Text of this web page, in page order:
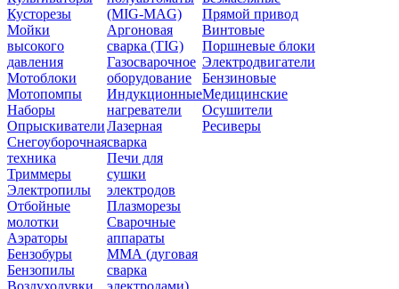
Кусторезы
Мойки
высокого
давления
Мотоблоки
Мотопомпы
Наборы
Опрыскиватели
Снегоуборочная
техника
Триммеры
Электропилы
Отбойные
молотки
Аэраторы
Бензобуры
Бензопилы
Воздуходувки
(MIG-MAG)
Аргоновая
сварка (TIG)
Газосварочное
оборудование
Индукционные
нагреватели
Лазерная
сварка
Печи для
сушки
электродов
Плазморезы
Сварочные
аппараты
ММА (дуговая
сварка
электродами)
Прямой привод
Винтовые
Поршневые блоки
Электродвигатели
Бензиновые
Медицинские
Осушители
Ресиверы